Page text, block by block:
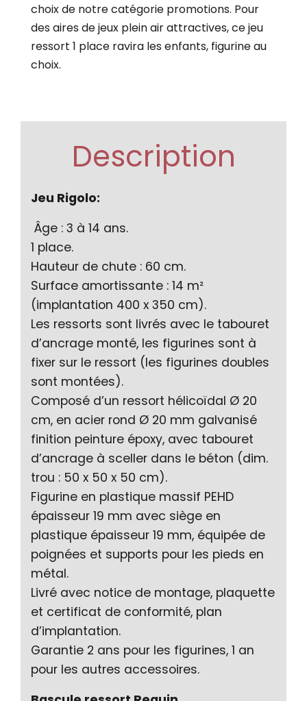
choix de notre catégorie promotions. Pour
des aires de jeux plein air attractives, ce jeu
ressort 1 place ravira les enfants, figurine au
choix.
Description
Jeu Rigolo:
Âge : 3 à 14 ans.
1 place.
Hauteur de chute : 60 cm.
Surface amortissante : 14 m²
(implantation 400 x 350 cm).
Les ressorts sont livrés avec le tabouret
d’ancrage monté, les figurines sont à
fixer sur le ressort (les figurines doubles
sont montées).
Composé d’un ressort hélicoïdal Ø 20
cm, en acier rond Ø 20 mm galvanisé
finition peinture époxy, avec tabouret
d’ancrage à sceller dans le béton (dim.
trou : 50 x 50 x 50 cm).
Figurine en plastique massif PEHD
épaisseur 19 mm avec siège en
plastique épaisseur 19 mm, équipée de
poignées et supports pour les pieds en
métal.
Livré avec notice de montage, plaquette
et certificat de conformité, plan
d’implantation.
Garantie 2 ans pour les figurines, 1 an
pour les autres accessoires.